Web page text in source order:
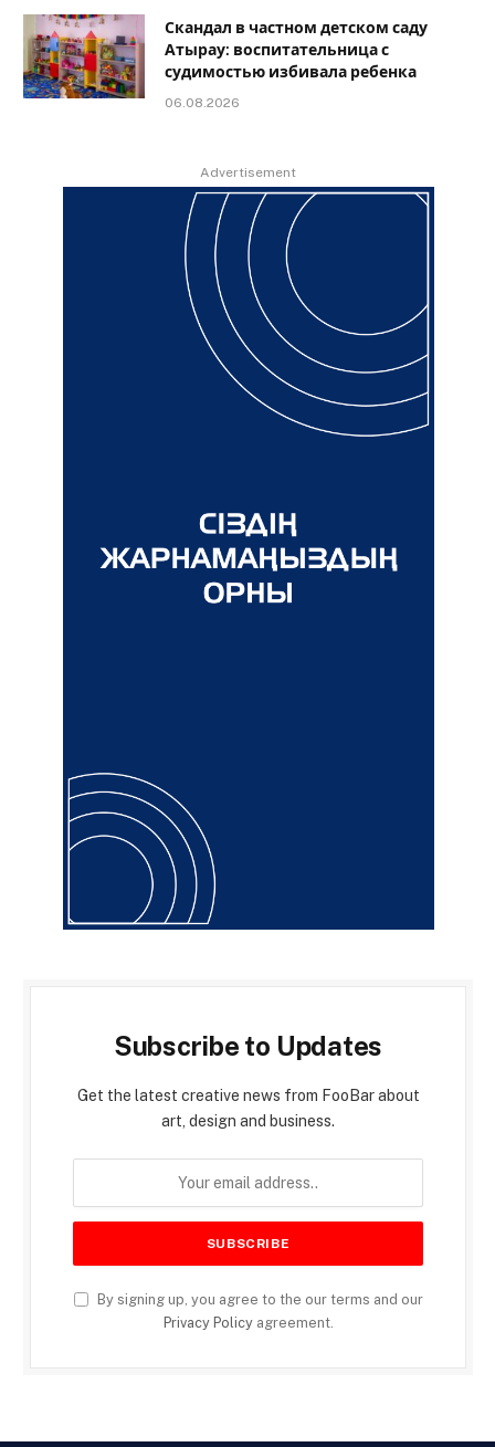
Скандал в частном детском саду
Атырау: воспитательница с
судимостью избивала ребенка
06.08.2026
Advertisement
Subscribe to Updates
Get the latest creative news from FooBar about
art, design and business.
By signing up, you agree to the our terms and our
Privacy Policyagreement.